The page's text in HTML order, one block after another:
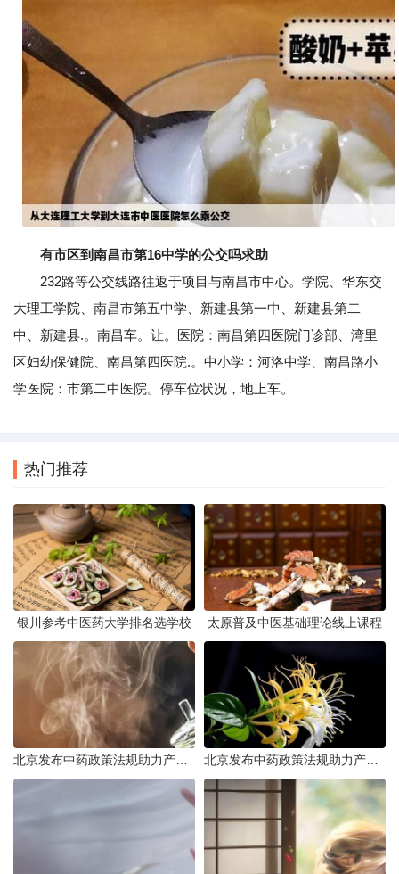
有市区到南昌市第16中学的公交吗求助
232路等公交线路往返于项目与南昌市中心。学院、华东交
大理工学院、南昌市第五中学、新建县第一中、新建县第二
中、新建县.。南昌车。让。医院：南昌第四医院门诊部、湾里
区妇幼保健院、南昌第四医院.。中小学：河洛中学、南昌路小
学医院：市第二中医院。停车位状况，地上车。
热门推荐
银川参考中医药大学排名选学校 太原普及中医基础理论线上课程